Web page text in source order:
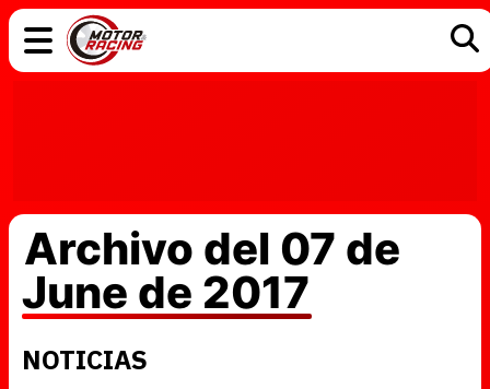
Archivo del 07 de
June de 2017
NOTICIAS